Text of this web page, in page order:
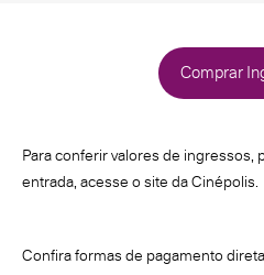
Comprar
Para conferir valores de ingressos,
entrada, acesse o site da Cinépolis.
Confira formas de pagamento